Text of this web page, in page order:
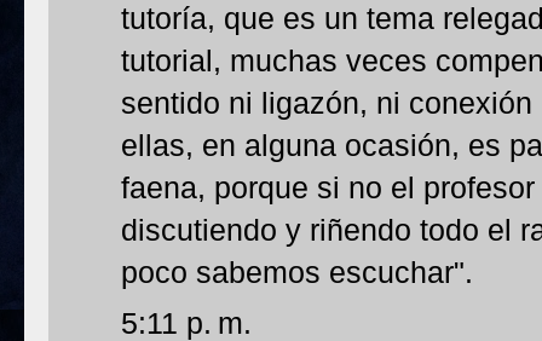
tutoría, que es un tema
tutorial, muchas veces
sentido ni ligazón, ni
ellas, en alguna ocasión, es
faena, porque si no el
discutiendo y riñendo todo el
poco sabemos escuchar".
5:11 p. m.